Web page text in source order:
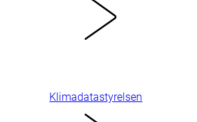
Klimadatastyrelsen